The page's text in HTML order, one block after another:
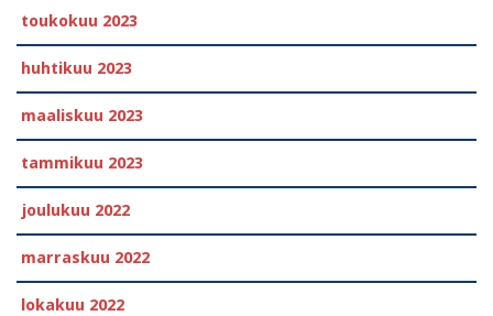
toukokuu 2023
huhtikuu 2023
maaliskuu 2023
tammikuu 2023
joulukuu 2022
marraskuu 2022
lokakuu 2022